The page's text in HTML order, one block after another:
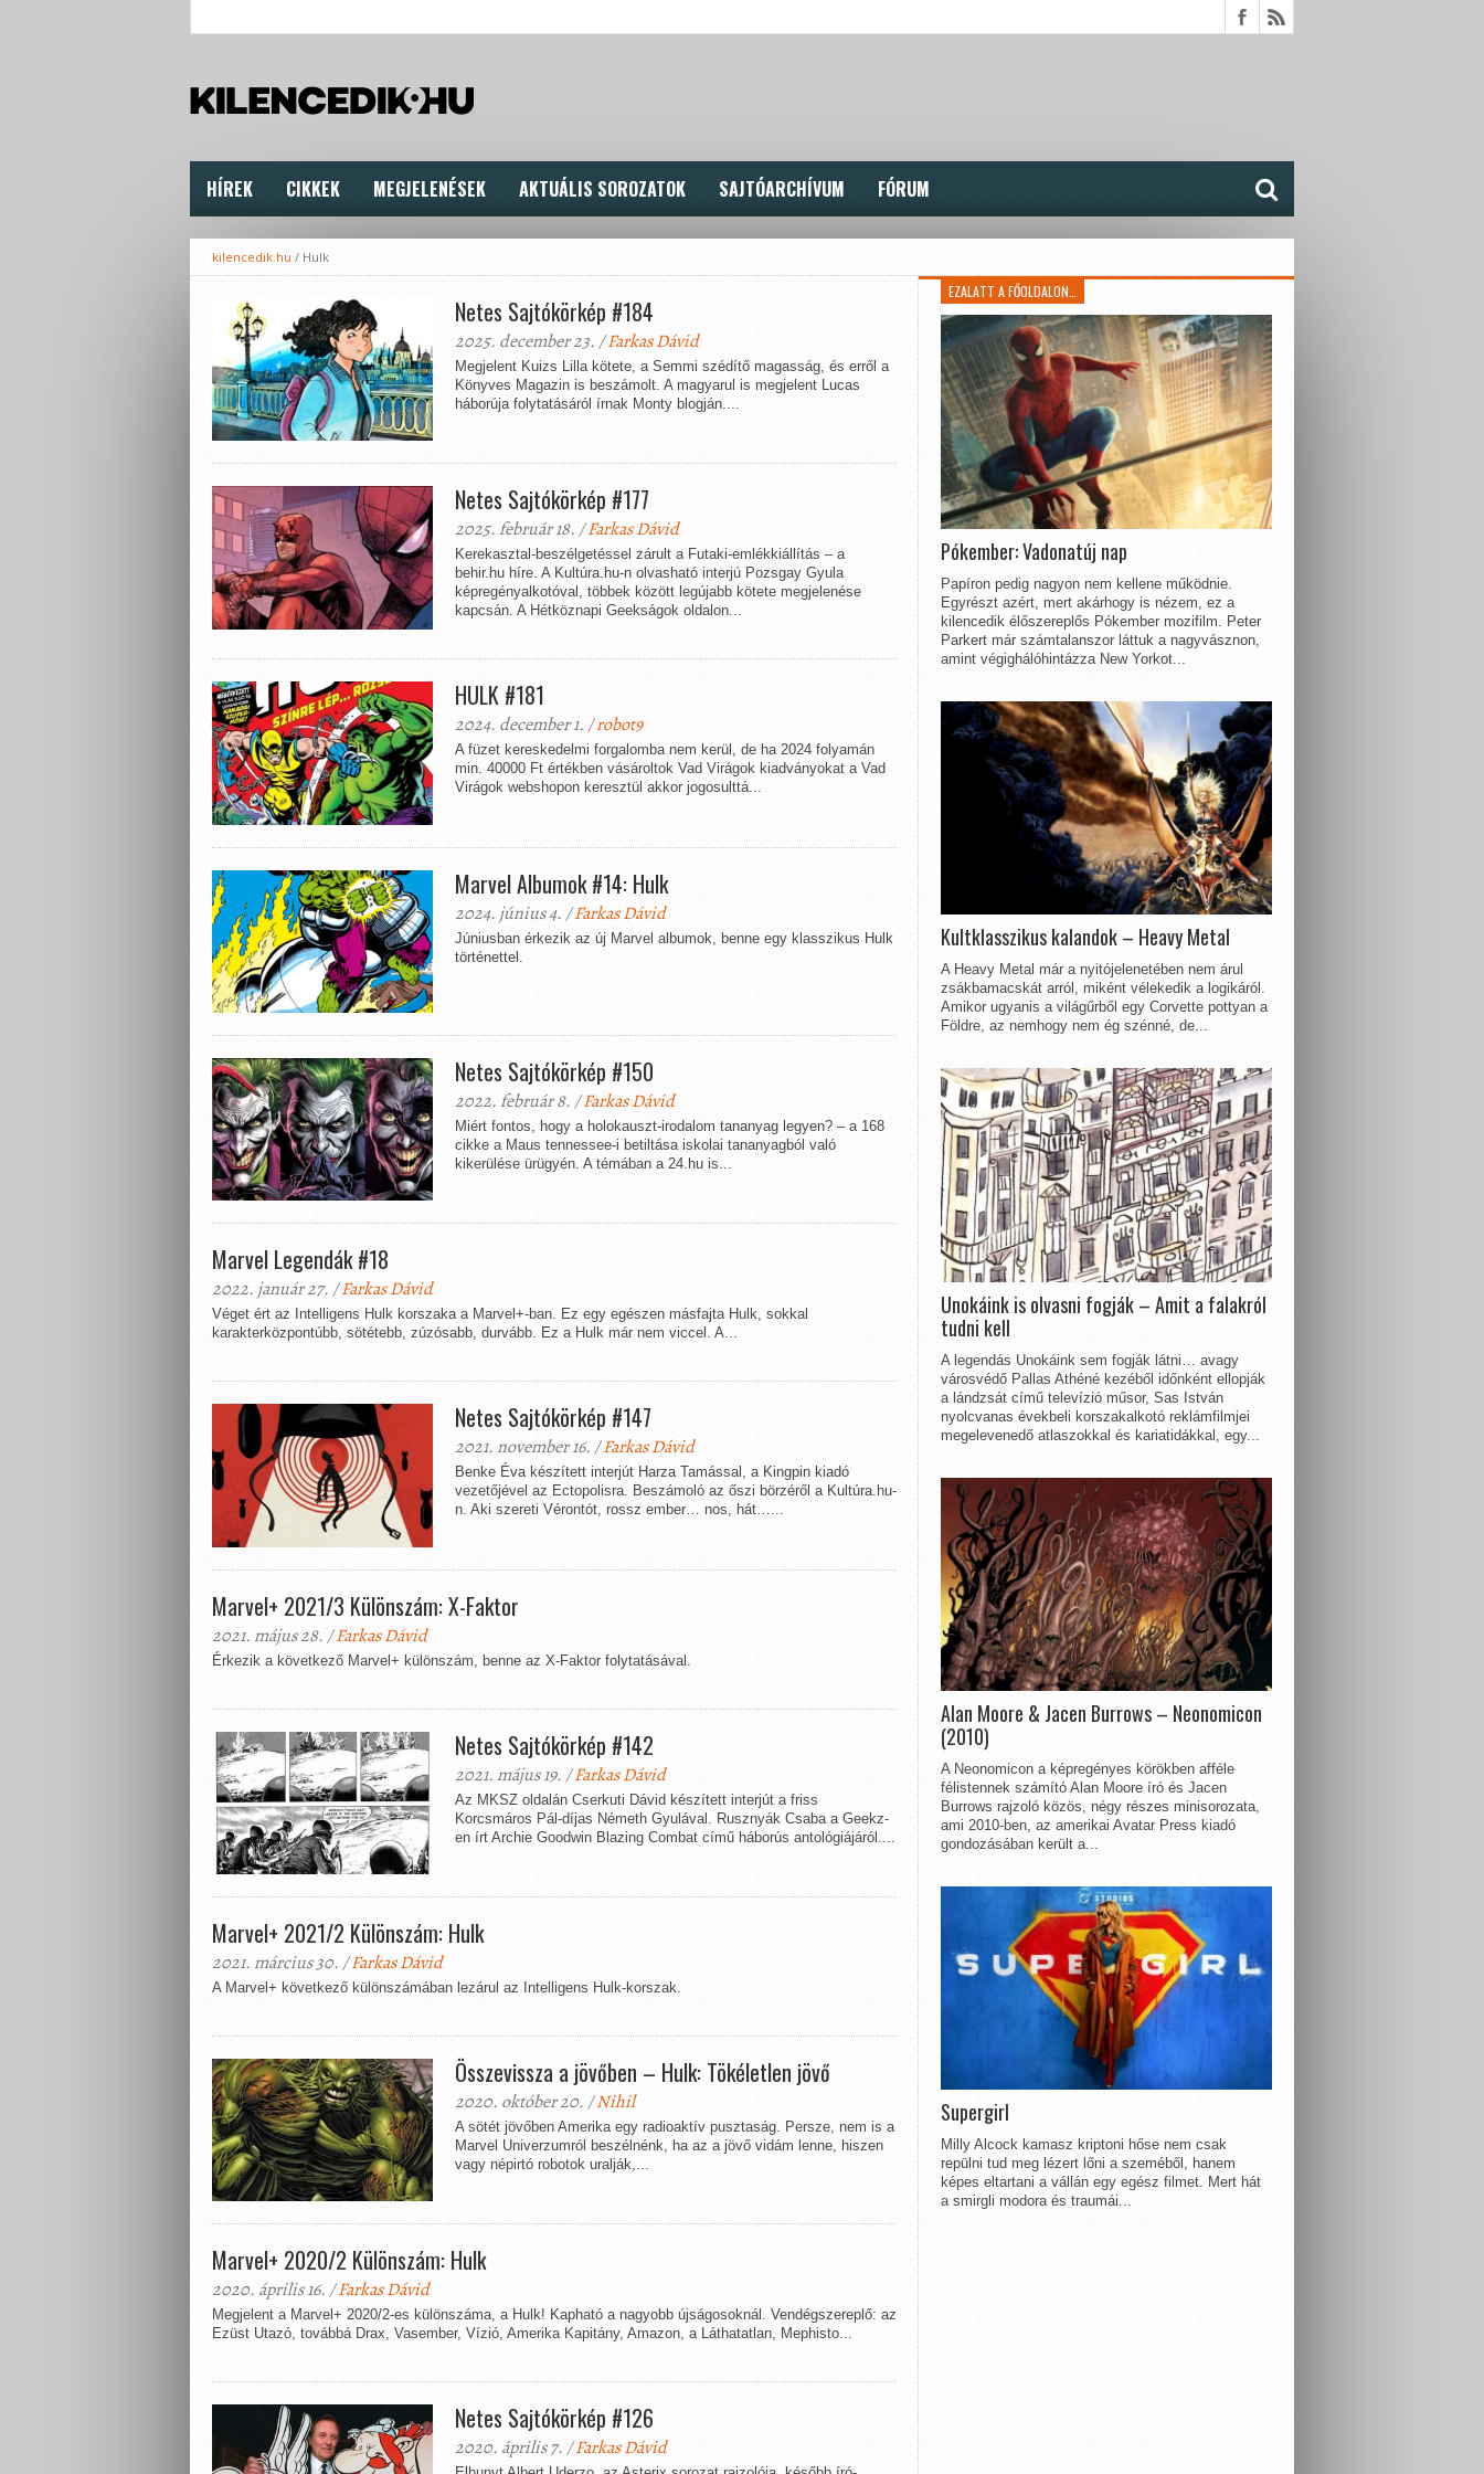
HÍREK CIKKEK MEGJELENÉSEK AKTUÁLIS SOROZATOK SAJTÓARCHÍVUM FÓRUM
kilencedik.hu / Hulk
Netes Sajtókörkép #184
2025. december 23. /Farkas Dávid
Megjelent Kuizs Lilla kötete, a Semmi szédítő magasság, és erről a
Könyves Magazin is beszámolt. A magyarul is megjelent Lucas
háborúja folytatásáról írnak Monty blogján....
Netes Sajtókörkép #177
2025. február 18. /Farkas Dávid
Kerekasztal-beszélgetéssel zárult a Futaki-emlékkiállítás – a
behir.hu híre. A Kultúra.hu-n olvasható interjú Pozsgay Gyula
képregényalkotóval, többek között legújabb kötete megjelenése
kapcsán. A Hétköznapi Geekságok oldalon...
HULK #181
2024. december 1. /robot9
A füzet kereskedelmi forgalomba nem kerül, de ha 2024 folyamán
min. 40000 Ft értékben vásároltok Vad Virágok kiadványokat a Vad
Virágok webshopon keresztül akkor jogosulttá...
Marvel Albumok #14: Hulk
2024. június 4. /Farkas Dávid
Júniusban érkezik az új Marvel albumok, benne egy klasszikus Hulk
történettel.
Netes Sajtókörkép #150
2022. február 8. /Farkas Dávid
Miért fontos, hogy a holokauszt-irodalom tananyag legyen? – a 168
cikke a Maus tennessee-i betiltása iskolai tananyagból való
kikerülése ürügyén. A témában a 24.hu is...
Marvel Legendák #18
2022. január 27. /Farkas Dávid
Véget ért az Intelligens Hulk korszaka a Marvel+-ban. Ez egy egészen másfajta Hulk, sokkal
karakterközpontúbb, sötétebb, zúzósabb, durvább. Ez a Hulk már nem viccel. A...
Netes Sajtókörkép #147
2021. november 16. /Farkas Dávid
Benke Éva készített interjút Harza Tamással, a Kingpin kiadó
vezetőjével az Ectopolisra. Beszámoló az őszi börzéről a Kultúra.hu-
n. Aki szereti Vérontót, rossz ember… nos, hát…...
Marvel+ 2021/3 Különszám: X-Faktor
2021. május 28. /Farkas Dávid
Érkezik a következő Marvel+ különszám, benne az X-Faktor folytatásával.
Netes Sajtókörkép #142
2021. május 19. /Farkas Dávid
Az MKSZ oldalán Cserkuti Dávid készített interjút a friss
Korcsmáros Pál-díjas Németh Gyulával. Rusznyák Csaba a Geekz-
en írt Archie Goodwin Blazing Combat című háborús antológiájáról....
Marvel+ 2021/2 Különszám: Hulk
2021. március 30. /Farkas Dávid
A Marvel+ következő különszámában lezárul az Intelligens Hulk-korszak.
Összevissza a jövőben – Hulk: Tökéletlen jövő
2020. október 20. /Nihil
A sötét jövőben Amerika egy radioaktív pusztaság. Persze, nem is a
Marvel Univerzumról beszélnénk, ha az a jövő vidám lenne, hiszen
vagy népirtó robotok uralják,...
Marvel+ 2020/2 Különszám: Hulk
2020. április 16. /Farkas Dávid
Megjelent a Marvel+ 2020/2-es különszáma, a Hulk! Kapható a nagyobb újságosoknál. Vendégszereplő: az
Ezüst Utazó, továbbá Drax, Vasember, Vízió, Amerika Kapitány, Amazon, a Láthatatlan, Mephisto...
Netes Sajtókörkép #126
2020. április 7. /Farkas Dávid
EZALATT A FŐOLDALON…
Pókember: Vadonatúj nap
Papíron pedig nagyon nem kellene működnie.
Egyrészt azért, mert akárhogy is nézem, ez a
kilencedik élőszereplős Pókember mozifilm. Peter
Parkert már számtalanszor láttuk a nagyvásznon,
amint végighálóhintázza New Yorkot...
Kultklasszikus kalandok – Heavy Metal
A Heavy Metal már a nyitójelenetében nem árul
zsákbamacskát arról, miként vélekedik a logikáról.
Amikor ugyanis a világűrből egy Corvette pottyan a
Földre, az nemhogy nem ég szénné, de...
Unokáink is olvasni fogják – Amit a falakról
tudni kell
A legendás Unokáink sem fogják látni… avagy
városvédő Pallas Athéné kezéből időnként ellopják
a lándzsát című televízió műsor, Sas István
nyolcvanas évekbeli korszakalkotó reklámfilmjei
megelevenedő atlaszokkal és kariatidákkal, egy...
Alan Moore & Jacen Burrows – Neonomicon
(2010)
A Neonomicon a képregényes körökben afféle
félistennek számító Alan Moore író és Jacen
Burrows rajzoló közös, négy részes minisorozata,
ami 2010-ben, az amerikai Avatar Press kiadó
gondozásában került a...
Supergirl
Milly Alcock kamasz kriptoni hőse nem csak
repülni tud meg lézert lőni a szeméből, hanem
képes eltartani a vállán egy egész filmet. Mert hát
a smirgli modora és traumái...